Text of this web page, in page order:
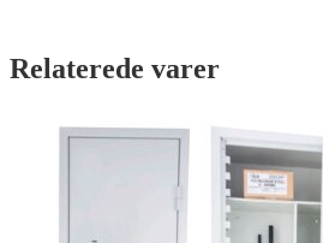
Relaterede varer